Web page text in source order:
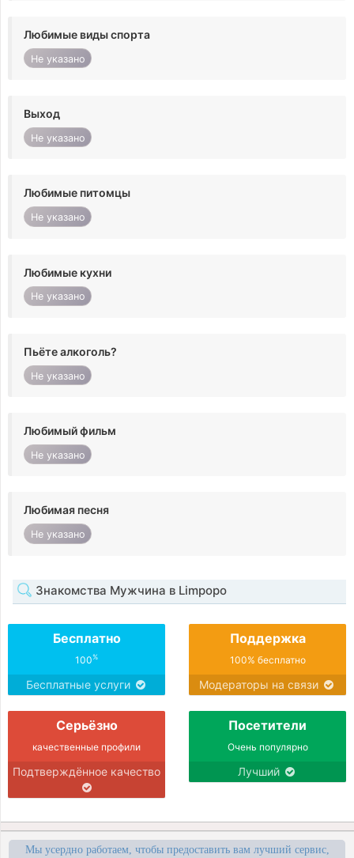
Любимые виды спорта
Не указано
Выход
Не указано
Любимые питомцы
Не указано
Любимые кухни
Не указано
Пьёте алкоголь?
Не указано
Любимый фильм
Не указано
Любимая песня
Не указано
Знакомства Мужчина в Limpopo
Бесплатно
100%
Бесплатные услуги
Поддержка
100% бесплатно
Модераторы на связи
Серьёзно
качественные профили
Подтверждённое качество
Посетители
Очень популярно
Лучший
Мы усердно работаем, чтобы предоставить вам лучший сервис,